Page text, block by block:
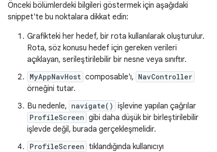
Önceki bölümlerdeki bilgileri göstermek için aşağıdaki
snippet'te bu noktalara dikkat edin:
Grafikteki her hedef, bir rota kullanılarak oluşturulur.
Rota, söz konusu hedef için gereken verileri
açıklayan, serileştirilebilir bir nesne veya sınıftır.
MyAppNavHost composable'ı, NavController
örneğini tutar.
Bu nedenle, navigate() işlevine yapılan çağrılar
ProfileScreen gibi daha düşük bir birleştirilebilir
işlevde değil, burada gerçekleşmelidir.
ProfileScreen tıklandığında kullanıcıyı